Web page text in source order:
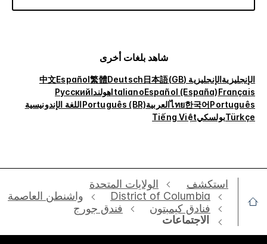
شاهد بلغات أخرى
الإنجليزيةالإنجليزية (GB) 日本語
Deutsch
繁體
Español
中文
Français
Español (España)
ItalianoهولنداРусский
Português
한국어
ไทยالعربيةPortuguês (BR)اللغة الإندونيسية
TürkçeبولسكيTiếng Việt
استكشف
الولايات المتحدة
District of Columbia
واشنطن العاصمة
فنادق كيمبتون
فندق جورج
الاجتماعات